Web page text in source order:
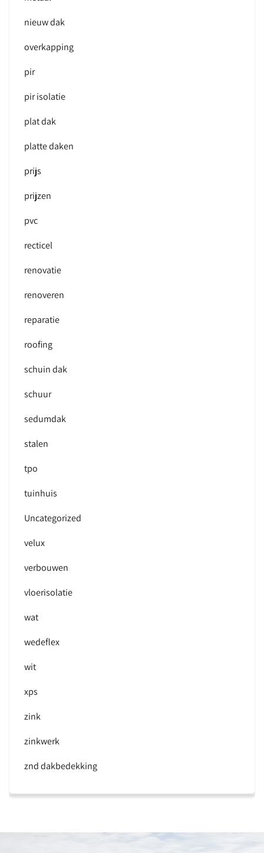
nieuw dak
overkapping
pir
pir isolatie
plat dak
platte daken
prijs
prijzen
pvc
recticel
renovatie
renoveren
reparatie
roofing
schuin dak
schuur
sedumdak
stalen
tpo
tuinhuis
Uncategorized
velux
verbouwen
vloerisolatie
wat
wedeflex
wit
xps
zink
zinkwerk
znd dakbedekking